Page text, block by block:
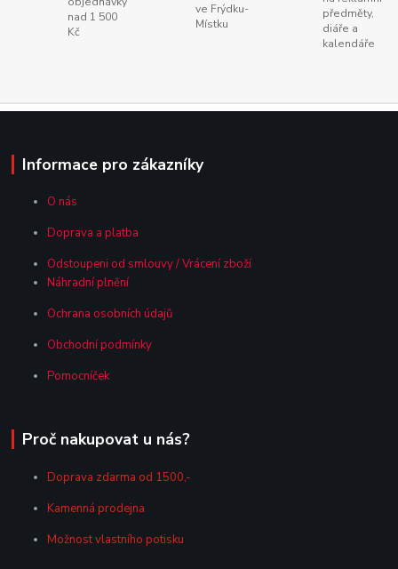
nad 1 500
Kč
ve Frýdku-
Místku
předměty,
diáře a
kalendáře
Informace pro zákazníky
O nás
Doprava a platba
Odstoupeni od smlouvy / Vrácení zboží
Náhradní plnění
Ochrana osobních údajů
Obchodní podmínky
Pomocníček
Proč nakupovat u nás?
Doprava zdarma od 1500,-
Kamenná prodejna
Možnost vlastního potisku